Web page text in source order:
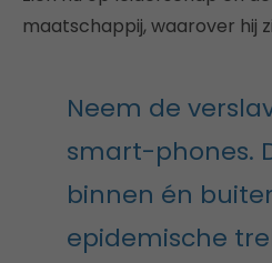
maatschappij, waarover hij
Neem de
smart-phones.
binnen én
epidemische